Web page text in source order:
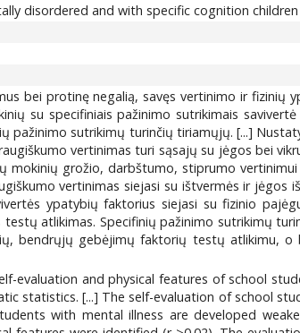
disordered and with specific cognition children
bei protinę negalią, savęs vertinimo ir fizinių
su specifiniais pažinimo sutrikimais
pažinimo sutrikimų turinčių tiriamųjų. [...]
vertinimas turi sąsajų su jėgos bei
mokinių grožio, darbštumo, stiprumo
vertinimas siejasi su ištvermės ir jėgos
ypatybių faktorius siejasi su fizinio
atlikimas. Specifinių pažinimo sutrikimų
bendrųjų gebėjimų faktorių testų atlikimu,
evaluation and physical features of school
statistics. [...] The self-evaluation of school
with mental illness are developed